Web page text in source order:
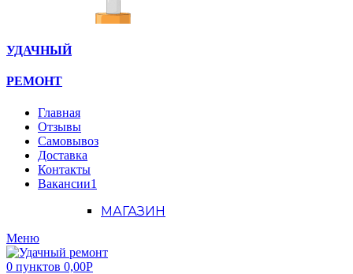
УДАЧНЫЙ
РЕМОНТ
Главная
Отзывы
Самовывоз
Доставка
Контакты
Вакансии1
МАГАЗИН
Меню
0 пунктов 0,00Р